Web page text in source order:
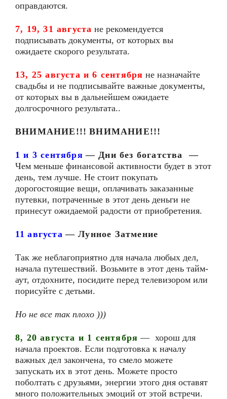
оправдаются.
7, 19, 31 августа не рекомендуется
подписывать документы, от которых вы
ожидаете скорого результата.
13, 25 августа и 6 сентября не назначайте
свадьбы и не подписывайте важные документы,
от которых вы в дальнейшем ожидаете
долгосрочного результата..
ВНИМАНИЕ!!! ВНИМАНИЕ!!!
1 и 3 сентября —Дни без богатства
—
Чем меньше финансовой активности будет в этот
день, тем лучше. Не стоит покупать
дорогостоящие вещи, оплачивать заказанные
путевки, потраченные в этот день деньги не
принесут ожидаемой радости от приобретения.
11 августа —Лунное Затмение
Так же неблагоприятно для начала любых дел,
начала путешествий. Возьмите в этот день тайм-
аут, отдохните, посидите перед телевизором или
порисуйте с детьми.
Но не все так плохо )))
8, 20 августа и 1 сентября — хорош для
начала проектов. Если подготовка к началу
важных дел закончена, то смело можете
запускать их в этот день. Можете просто
поболтать с друзьями, энергии этого дня оставят
много положительных эмоций от этой встречи.